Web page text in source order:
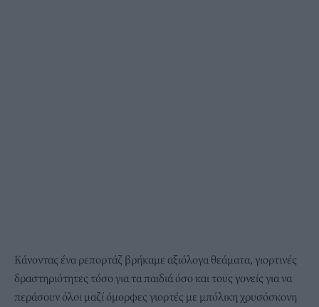
Κάνοντας ένα ρεπορτάζ βρήκαμε αξιόλογα θεάματα, γιορτινές
δραστηριότητες τόσο για τα παιδιά όσο και τους γονείς για να
περάσουν όλοι μαζί όμορφες γιορτές με μπόλικη χρυσόσκονη